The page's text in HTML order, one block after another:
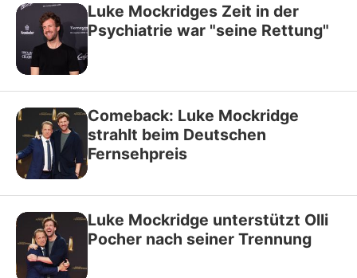
Luke Mockridges Zeit in der
Psychiatrie war "seine Rettung"
Comeback: Luke Mockridge
strahlt beim Deutschen
Fernsehpreis
Luke Mockridge unterstützt Olli
Pocher nach seiner Trennung